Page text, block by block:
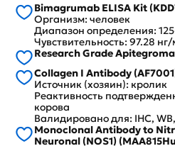
Bimagrumab ELISA Kit
Организм: человек
Диапазон определения:
Чувствительность: 97.28
Research Grade
Collagen I Antibody
Источник (хозяин): кролик
Реактивность
корова
Валидировано для: IHC, WB,
Monoclonal Antibody to
Neuronal (NOS1)